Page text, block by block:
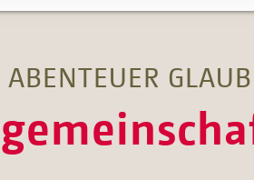
ABENTEUER